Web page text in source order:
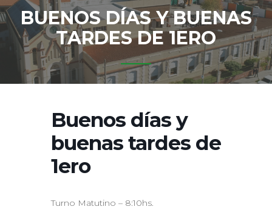
BUENOS DÍAS Y BUENAS
TARDES DE 1ERO
Buenos días y
buenas tardes de
1ero
Turno Matutino – 8:10hs.